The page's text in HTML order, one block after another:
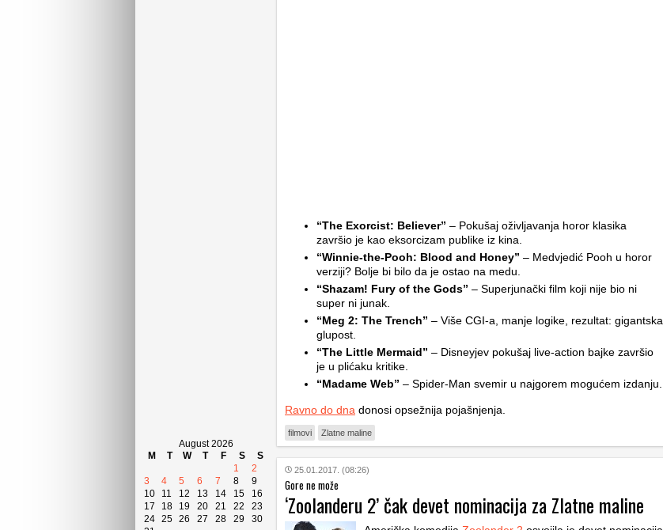
August 2026
M
T W T F S
S
1
2
3
4 5 6 7 8
9
10
11 12 13 14 15
16
17
18 19 20 21 22
23
24 25 26 27 28 29
30
“The Exorcist: Believer” – Pokušaj oživljavanja horor klasika
završio je kao eksorcizam publike iz kina.
“Winnie-the-Pooh: Blood and Honey” – Medvjedić Pooh u horor
verziji? Bolje bi bilo da je ostao na medu.
“Shazam! Fury of the Gods” – Superjunački film koji nije bio ni
super ni junak.
“Meg 2: The Trench” – Više CGI-a, manje logike, rezultat: gigantska
glupost.
“The Little Mermaid” – Disneyjev pokušaj live-action bajke završio
je u plićaku kritike.
“Madame Web” – Spider-Man svemir u najgorem mogućem izdanju.
Ravno do dna donosi opsežnija pojašnjenja.
filmovi Zlatne maline
25.01.2017. (08:26)
Gore ne može
‘Zoolanderu 2’ čak devet nominacija za Zlatne maline